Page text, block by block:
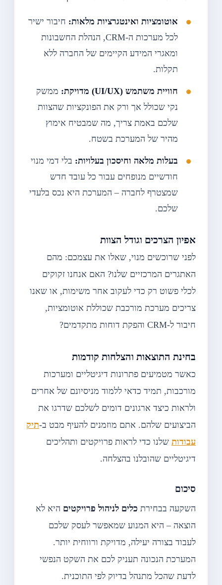
אוטומציות ואינטגרציות מלאות: חיבור ישיר
לכל מערכות ה-CRM, הנהלת החשבונות
ומאגרי המידע הקיימים של החברה ללא
תקלות.
חוויית משתמש (UI/UX) מדויקת:
ממשק
נקי שכולל אך ורק את הפונקציות שהצוות
שלכם באמת צריך, מה שמבטיח אימוץ
מהיר של המערכת בשטח.
בעלות מלאה וחיסכון בעלויות: בלי דמי מנוי
חודשיים מנופחים עבור כל עובד חדש
שמצטרף לחברה – המערכת היא נכס בלעדי
שלכם.
אפיון הצרכים וגודל הצוות
לפני שרוכשים מנוי, שאלו את עצמכם: מהם
האתגרים המרכזיים שלנו? האם אנחנו זקוקים
לכלי פשוט רק כדי לעקוב אחר משימות, או שאנו
צריכים מערכת מורכבת שכוללת אוטומציות,
חיבור ל-CRM והפקת דוחות מתקדמים?
בחינת התוצאות והצלחות קודמות
כאשר מטמיעים פתרונות דיגיטליים ומערכות
מורכבות, תמיד כדאי ללמוד מניסיונם של אחרים
ולראות כיצד ארגונים דומים לשלכם שדרגו את
הביצועים שלהם. אתם מוזמנים להעיף מבט ב-תיק
עבודות שלנו כדי לראות פרויקטים ותהליכים
דיגיטליים שהובלנו בהצלחה.
סיכום
השקעה בבחירת כלים לניהול פרויקטים היא לא
הוצאה – היא המנוע שמאפשר לעסק שלכם
לעבוד בצורה יעילה, מדויקת ורווחית יותר.
המערכת הנכונה תעניק לכם את השקט הנפשי
לדעת שהכל מתנהל בדיוק לפי התוכנית.